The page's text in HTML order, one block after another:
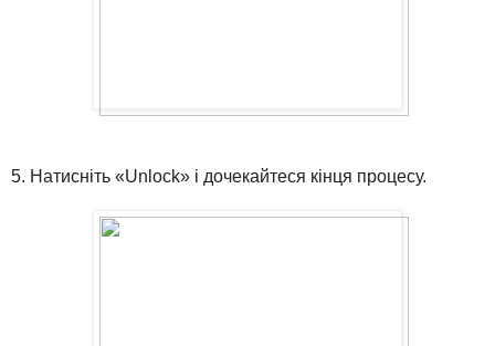
5. Натисніть «Unlock» і дочекайтеся кінця процесу.